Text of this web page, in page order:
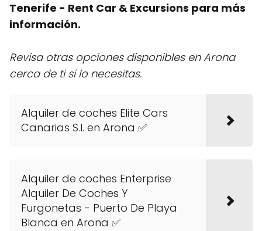
Tenerife - Rent Car & Excursions para más
información.
Revisa otras opciones disponibles en Arona
cerca de ti si lo necesitas.
Alquiler de coches Elite Cars
Canarias S.l. en Arona ✅
Alquiler de coches Enterprise
Alquiler De Coches Y
Furgonetas - Puerto De Playa
Blanca en Arona ✅